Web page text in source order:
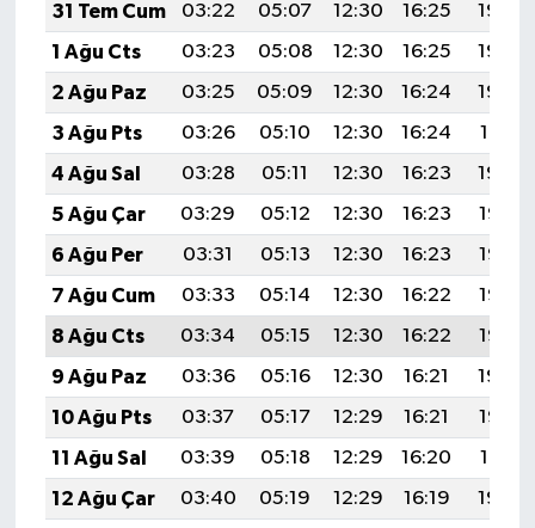
31 Tem Cum
03:22 05:07 12:30 16:25
19:44
1 Ağu Cts
03:23 05:08 12:30 16:25
19:43
2 Ağu Paz
03:25 05:09 12:30 16:24
19:42
3 Ağu Pts
03:26 05:10 12:30 16:24
19:41
4 Ağu Sal
03:28 05:11 12:30 16:23
19:40
5 Ağu Çar
03:29 05:12 12:30 16:23
19:38
6 Ağu Per
03:31 05:13 12:30 16:23
19:37
7 Ağu Cum
03:33 05:14 12:30 16:22
19:36
8 Ağu Cts
03:34 05:15 12:30 16:22
19:35
9 Ağu Paz
03:36 05:16 12:30 16:21
19:34
10 Ağu Pts
03:37 05:17 12:29 16:21
19:32
11 Ağu Sal
03:39 05:18 12:29 16:20
19:31
12 Ağu Çar
03:40 05:19 12:29 16:19
19:30